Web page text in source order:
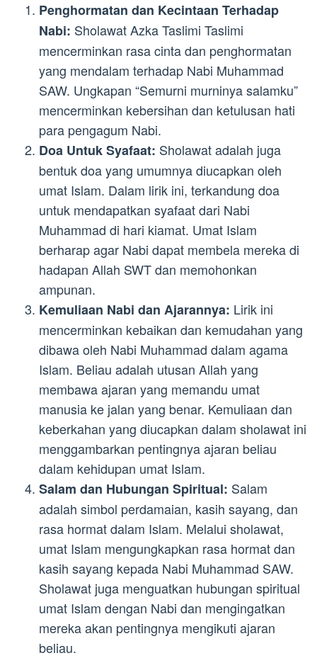
Penghormatan dan Kecintaan Terhadap
Nabi: Sholawat Azka Taslimi Taslimi
mencerminkan rasa cinta dan penghormatan
yang mendalam terhadap Nabi Muhammad
SAW. Ungkapan “Semurni murninya salamku”
mencerminkan kebersihan dan ketulusan hati
para pengagum Nabi.
Doa Untuk Syafaat: Sholawat adalah juga
bentuk doa yang umumnya diucapkan oleh
umat Islam. Dalam lirik ini, terkandung doa
untuk mendapatkan syafaat dari Nabi
Muhammad di hari kiamat. Umat Islam
berharap agar Nabi dapat membela mereka di
hadapan Allah SWT dan memohonkan
ampunan.
Kemuliaan Nabi dan Ajarannya: Lirik ini
mencerminkan kebaikan dan kemudahan yang
dibawa oleh Nabi Muhammad dalam agama
Islam. Beliau adalah utusan Allah yang
membawa ajaran yang memandu umat
manusia ke jalan yang benar. Kemuliaan dan
keberkahan yang diucapkan dalam sholawat ini
menggambarkan pentingnya ajaran beliau
dalam kehidupan umat Islam.
Salam dan Hubungan Spiritual: Salam
adalah simbol perdamaian, kasih sayang, dan
rasa hormat dalam Islam. Melalui sholawat,
umat Islam mengungkapkan rasa hormat dan
kasih sayang kepada Nabi Muhammad SAW.
Sholawat juga menguatkan hubungan spiritual
umat Islam dengan Nabi dan mengingatkan
mereka akan pentingnya mengikuti ajaran
beliau.